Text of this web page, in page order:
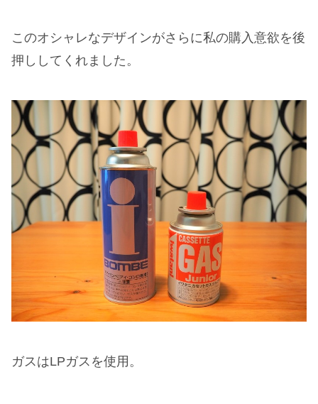
このオシャレなデザインがさらに私の購入意欲を後
押ししてくれました。
ガスはLPガスを使用。